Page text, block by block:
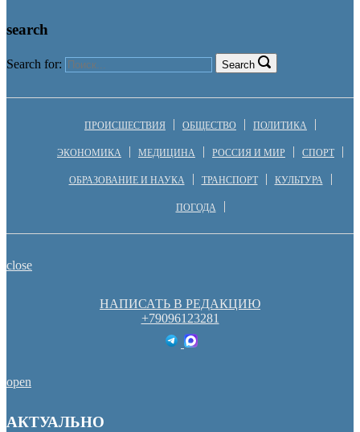
search
Search for: Search
ПРОИСШЕСТВИЯ ОБЩЕСТВО ПОЛИТИКА
ЭКОНОМИКА МЕДИЦИНА РОССИЯ И МИР СПОРТ
ОБРАЗОВАНИЕ И НАУКА ТРАНСПОРТ КУЛЬТУРА
ПОГОДА
close
НАПИСАТЬ В РЕДАКЦИЮ
+79096123281
open
АКТУАЛЬНО